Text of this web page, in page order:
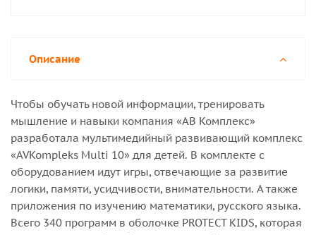
Описание
Чтобы обучать новой информации, тренировать
мышление и навыки компания «АВ Комплекс»
разработала мультимедийный развивающий комплекс
«AVKompleks Multi 10» для детей. В комплекте с
оборудованием идут игры, отвечающие за развитие
логики, памяти, усидчивости, внимательности. А также
приложения по изучению математики, русского языка.
Всего 340 программ в оболочке PROTECT KIDS, которая